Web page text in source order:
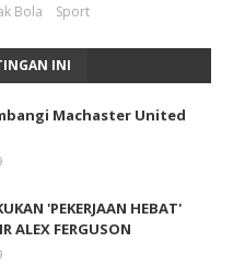
Bola Sport
INI
Machaster United
'PEKERJAAN HEBAT'
ALEX FERGUSON